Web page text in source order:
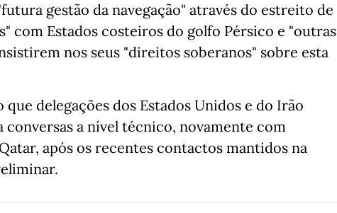
gestão da navegação" através do estreito de
com Estados costeiros do golfo Pérsico e "outras
nos seus "direitos soberanos" sobre esta
delegações dos Estados Unidos e do Irão
a nível técnico, novamente com
após os recentes contactos mantidos na